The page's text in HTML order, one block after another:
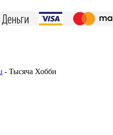
- Тысяча Хобби